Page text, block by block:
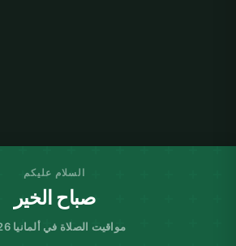
السلام عليكم
صباح الخير
مواقيت الصلاة في ألمانيا 2026